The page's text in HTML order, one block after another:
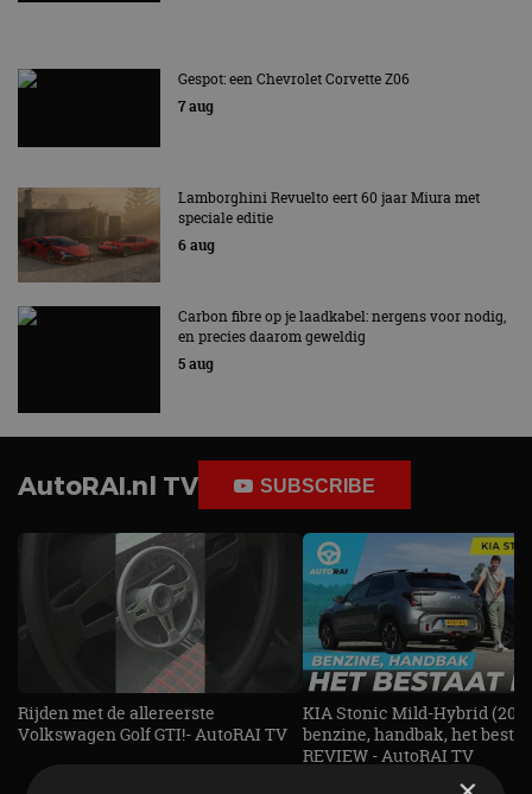
Gespot: een Chevrolet Corvette Z06
7 aug
Lamborghini Revuelto eert 60 jaar Miura met
speciale editie
6 aug
Carbon fibre op je laadkabel: nergens voor nodig,
en precies daarom geweldig
5 aug
AutoRAI.nl TV SUBSCRIBE
Rijden met de allereerste
Volkswagen Golf GTI!- AutoRAI TV
KIA Stonic Mild-Hybrid
benzine, handbak, het
REVIEW - AutoRAI TV